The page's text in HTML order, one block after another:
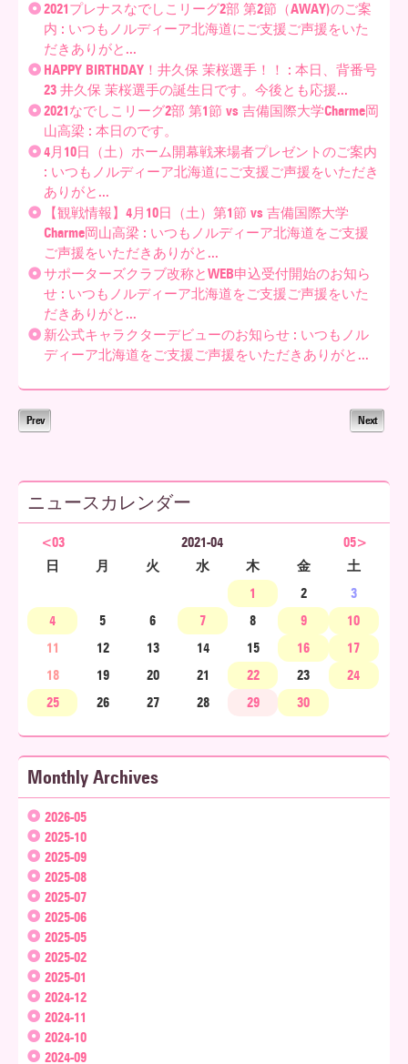
海
道
2021プレナスなでしこリーグ2部 第2節（AWAY)のご案
内 : いつもノルディーア北海道にご支援ご声援をいた
だきありがと...
HAPPY BIRTHDAY！井久保 茉桜選手！！ : 本日、背番号
23 井久保 茉桜選手の誕生日です。今後とも応援...
2021なでしこリーグ2部 第1節 vs 吉備国際大学Charme岡
山高梁 : 本日のです。
4月10日（土）ホーム開幕戦来場者プレゼントのご案内
: いつもノルディーア北海道にご支援ご声援をいただき
ありがと...
【観戦情報】4月10日（土）第1節 vs 吉備国際大学
Charme岡山高梁 : いつもノルディーア北海道をご支援
ご声援をいただきありがと...
サポーターズクラブ改称とWEB申込受付開始のお知ら
せ : いつもノルディーア北海道をご支援ご声援をいた
だきありがと...
新公式キャラクターデビューのお知らせ : いつもノル
ディーア北海道をご支援ご声援をいただきありがと...
Prev Next
ニュースカレンダー
<03 2021-04
05>
日
月 火 水 木 金
土
1
2
3
4
5 6 7 8 9
10
11
12 13 14 15 16
17
18
19 20 21 22 23
24
25
26 27 28 29 30
Monthly Archives
2026-05
2025-10
2025-09
2025-08
2025-07
2025-06
2025-05
2025-02
2025-01
2024-12
2024-11
2024-10
2024-09